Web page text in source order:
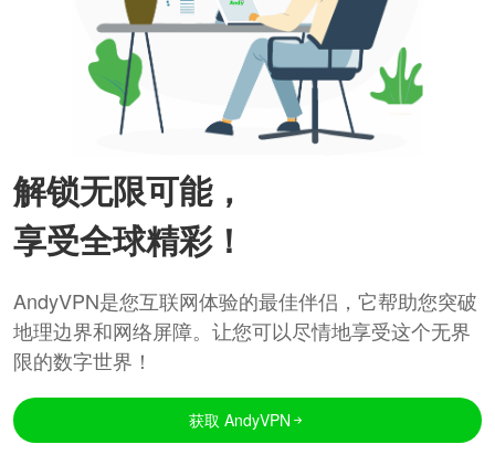
解锁无限可能，
享受全球精彩！
AndyVPN是您互联网体验的最佳伴侣，它帮助您突破
地理边界和网络屏障。让您可以尽情地享受这个无界
限的数字世界！
获取 AndyVPN